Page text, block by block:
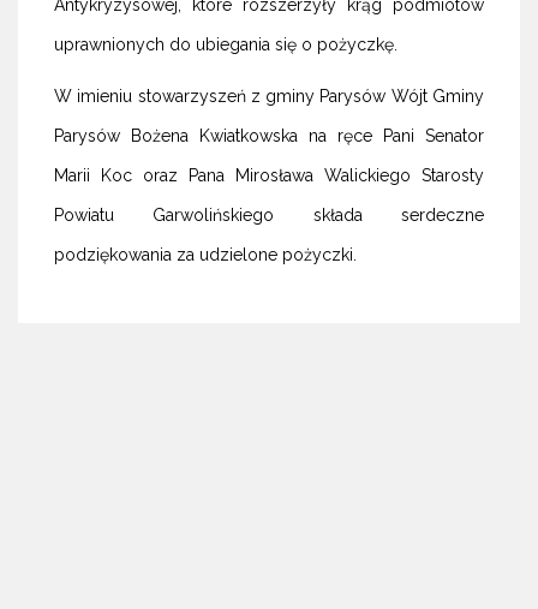
Antykryzysowej, które rozszerzyły krąg podmiotów
uprawnionych do ubiegania się o pożyczkę.
W imieniu stowarzyszeń z gminy Parysów Wójt Gminy
Parysów Bożena Kwiatkowska na ręce Pani Senator
Marii Koc oraz Pana Mirosława Walickiego Starosty
Powiatu Garwolińskiego składa serdeczne
podziękowania za udzielone pożyczki.